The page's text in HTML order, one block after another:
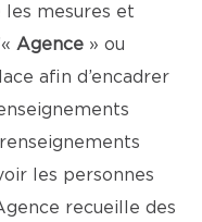
les mesures et
Agence » ou
afin d’encadrer
les personnes
recueille des